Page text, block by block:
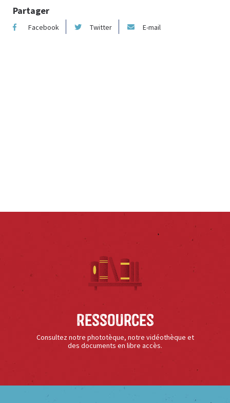
Partager
Facebook Twitter E-mail
Ressources
Consultez notre phototèque, notre vidéothèque et
des documents en libre accès.